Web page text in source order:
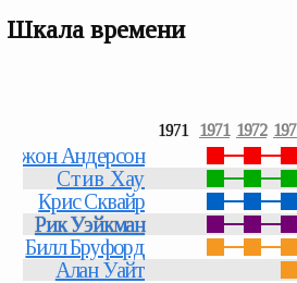
Шкала времени
1971 1971 1972
Джон Андерсон
Стив Хау
Крис Сквайр
Рик Уэйкман
Билл Бруфорд
Алан Уайт